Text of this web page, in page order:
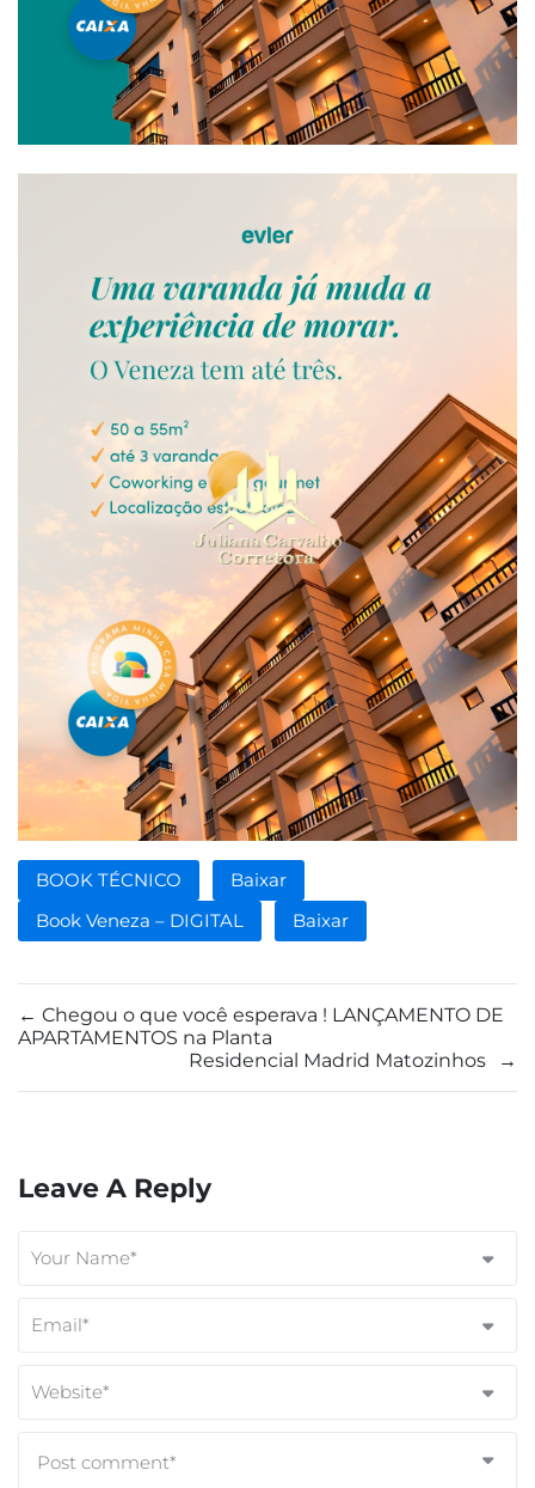
BOOK TÉCNICO
Baixar
Book Veneza – DIGITAL
Baixar
← Chegou o que você esperava ! LANÇAMENTO DE
APARTAMENTOS na Planta
→
Residencial Madrid Matozinhos
Leave A Reply